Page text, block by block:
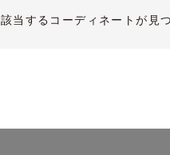
当するコーディネートが見